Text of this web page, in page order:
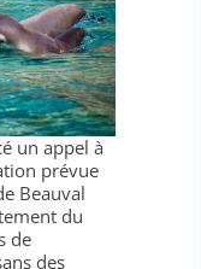
un appel à
prévue
Beauval
du
de
des